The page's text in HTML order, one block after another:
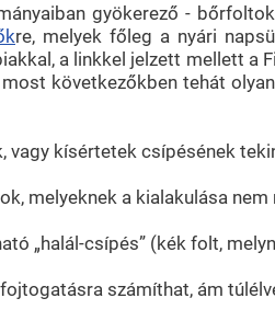
gyökerező -
re, melyek főleg a nyári
a linkkel jelzett mellett a
következőkben tehát
kísértetek csípésének
melyeknek a kialakulása
„halál-csípés” (kék folt,
számíthat, ám